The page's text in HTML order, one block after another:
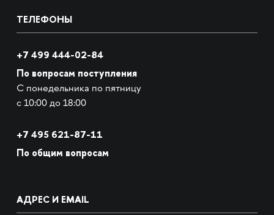
ТЕЛЕФОНЫ
+7 499 444-02-84
По вопросам поступления
С понедельника по пятницу
с 10:00 до 18:00
+7 495 621-87-11
По общим вопросам
АДРЕС И EMAIL